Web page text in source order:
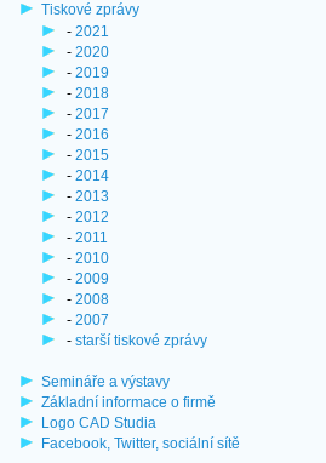
Tiskové zprávy
- 2021
- 2020
- 2019
- 2018
- 2017
- 2016
- 2015
- 2014
- 2013
- 2012
- 2011
- 2010
- 2009
- 2008
- 2007
- starší tiskové zprávy
Semináře a výstavy
Základní informace o firmě
Logo CAD Studia
Facebook, Twitter, sociální sítě